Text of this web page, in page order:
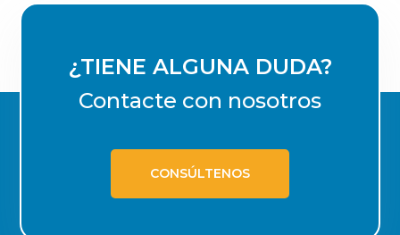
¿TIENE ALGUNA DUDA?
Contacte con nosotros
CONSÚLTENOS